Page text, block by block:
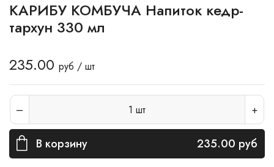
КАРИБУ КОМБУЧА Напиток кедр-
тархун 330 мл
235.00 руб / шт
1 шт
В корзину 235.00 руб